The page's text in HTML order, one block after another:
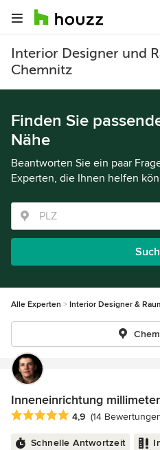
Interior Designer und
Chemnitz
Finden Sie
Nähe
Beantworten Sie ein paar
Experten, die Ihnen helfen
Alle Experten Interior Designer &
Inneneinrichtung
Durchschnittliche Bewertung:
4,9 (14
Schnelle Antwortzeit